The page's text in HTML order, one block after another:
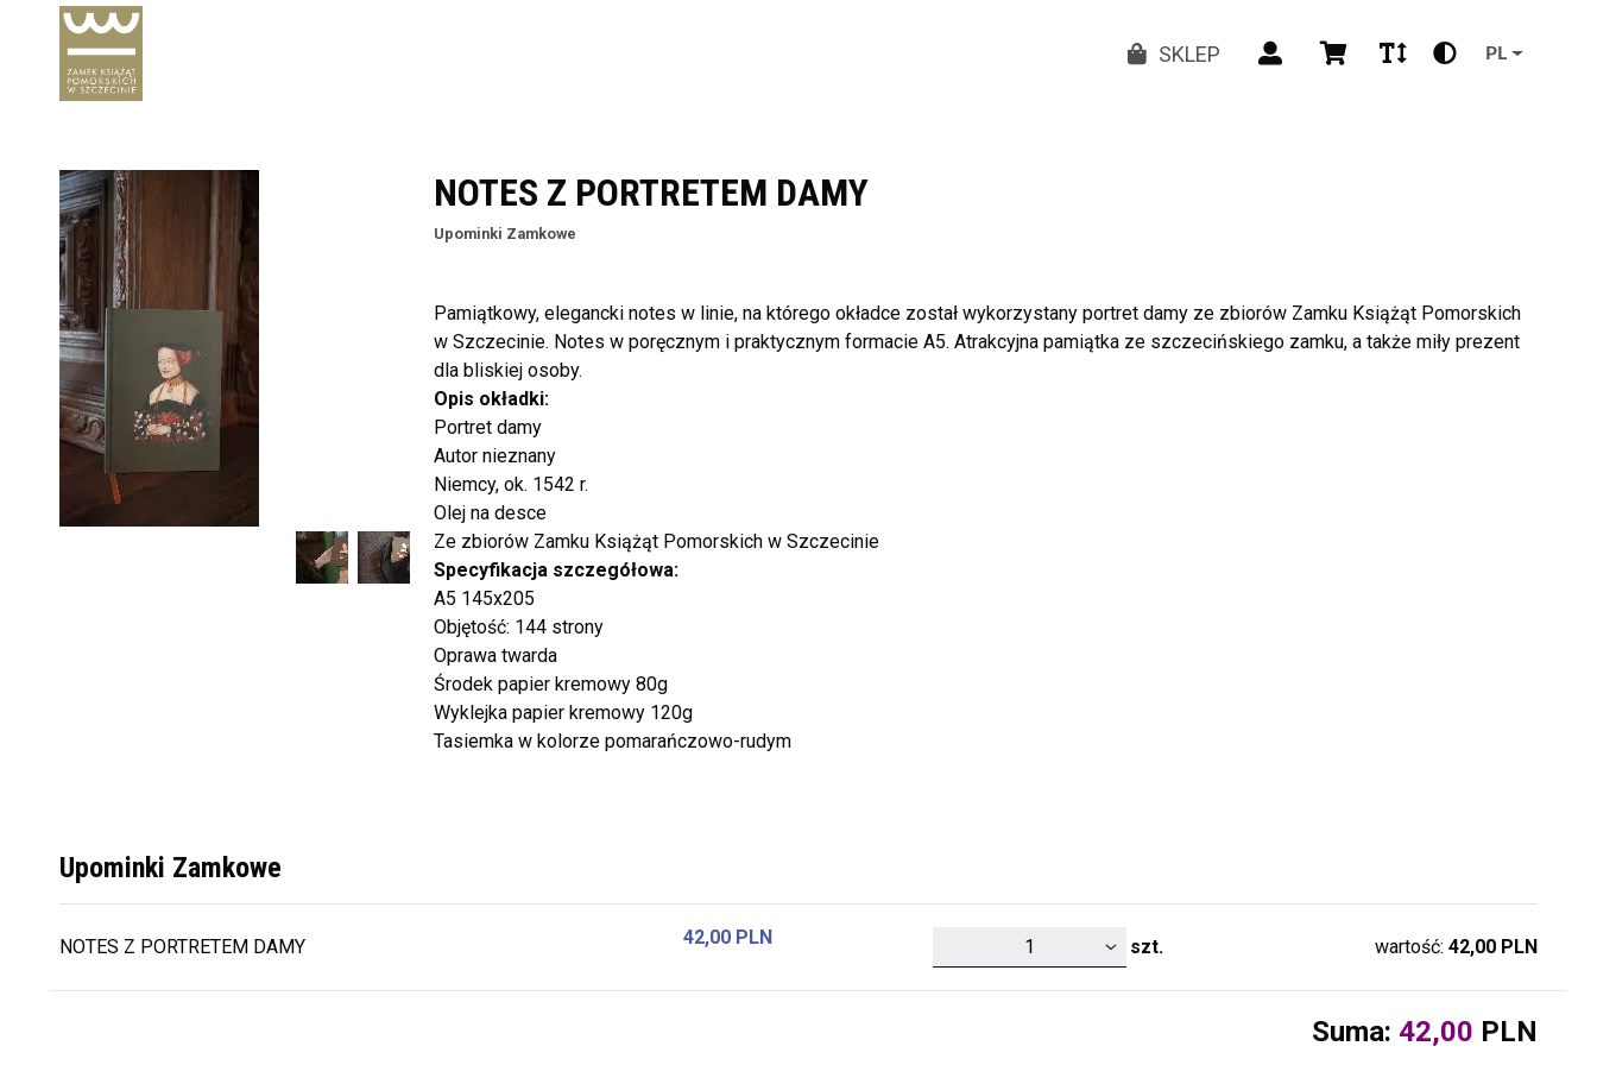
SKLEP PL
()
() ()
NOTES Z PORTRETEM DAMY
Upominki Zamkowe
Pamiątkowy, elegancki notes w linie, na którego okładce został wykorzystany portret damy ze zbiorów Zamku Książąt Pomorskich
w Szczecinie. Notes w poręcznym i praktycznym formacie A5. Atrakcyjna pamiątka ze szczecińskiego zamku, a także miły prezent
dla bliskiej osoby.
Opis okładki:
Portret damy
Autor nieznany
Niemcy, ok. 1542 r.
Olej na desce
Ze zbiorów Zamku Książąt Pomorskich w Szczecinie
Specyfikacja szczegółowa:
A5 145x205
Objętość: 144 strony
Oprawa twarda
Środek papier kremowy 80g
Wyklejka papier kremowy 120g
Tasiemka w kolorze pomarańczowo-rudym
Upominki Zamkowe
NOTES Z PORTRETEM DAMY 42,00 PLN szt. wartość: 42,00 PLN
Suma: 42,00 PLN